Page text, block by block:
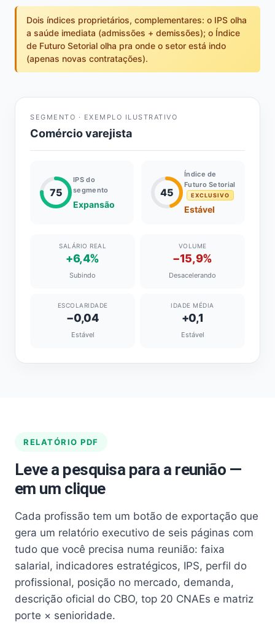
Dois índices proprietários, complementares: o IPS olha
a saúde imediata (admissões + demissões); o Índice
de Futuro Setorial olha pra onde o setor está indo
(apenas novas contratações).
SEGMENTO · EXEMPLO ILUSTRATIVO
Comércio varejista
75
IPS do
segmento
Expansão
45
Índice de
Futuro Setorial
EXCLUSIVO
Estável
SALÁRIO REAL
+6,4%
Subindo
VOLUME
−15,9%
Desacelerando
ESCOLARIDADE
−0,04
Estável
IDADE MÉDIA
+0,1
Estável
RELATÓRIO PDF
Leve a pesquisa para a reunião —
em um clique
Cada profissão tem um botão de exportação que
gera um relatório executivo de seis páginas com
tudo que você precisa numa reunião: faixa
salarial, indicadores estratégicos, IPS, perfil do
profissional, posição no mercado, demanda,
descrição oficial do CBO, top 20 CNAEs e matriz
porte × senioridade.